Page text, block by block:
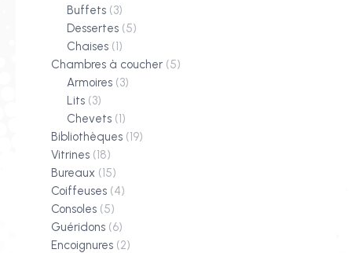
Buffets (3)
Dessertes (5)
Chaises (1)
Chambres à coucher (5)
Armoires (3)
Lits (3)
Chevets (1)
Bibliothèques (19)
Vitrines (18)
Bureaux (15)
Coiffeuses (4)
Consoles (5)
Guéridons (6)
Encoignures (2)